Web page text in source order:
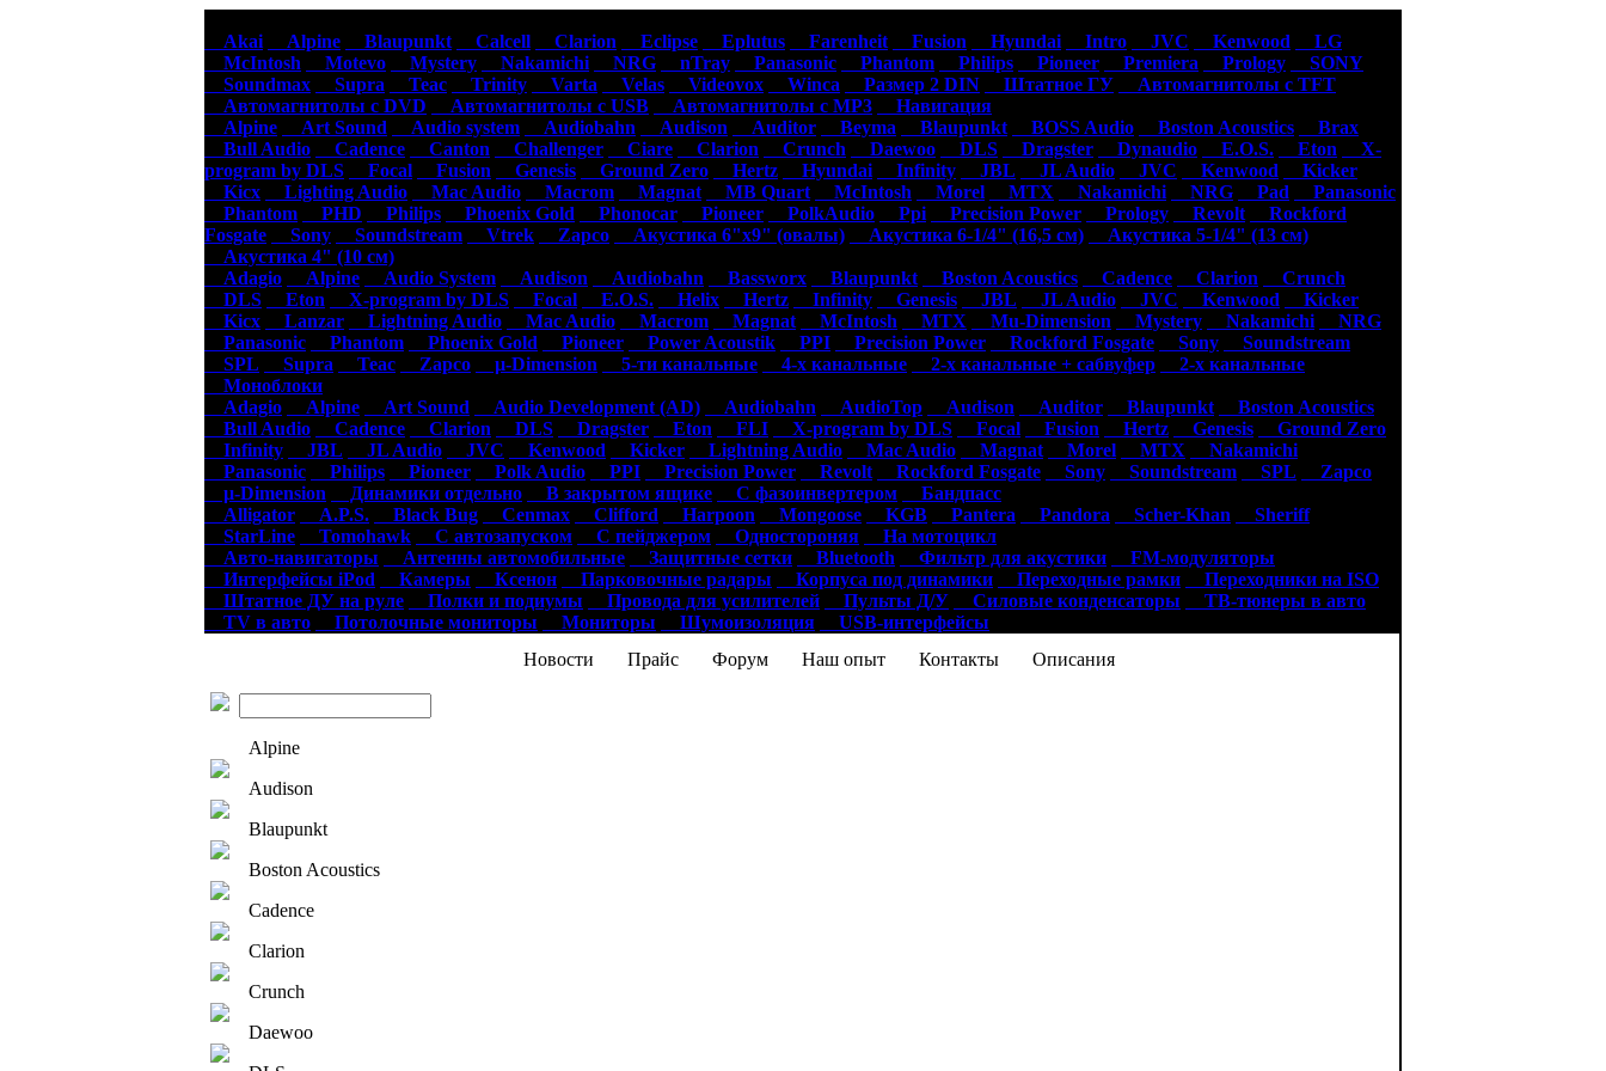
Akai
Alpine Blaupunkt Calcell Clarion Eclipse Eplutus Farenheit Fusion Hyundai Intro JVC Kenwood
LG
McIntosh
Motevo Mystery Nakamichi NRG nTray Panasonic Phantom Philips Pioneer Premiera Prology
SONY
Soundmax
Supra Teac Trinity Varta Velas Videovox Winca Размер 2 DIN Штатное ГУ
Автомагнитолы с TFT
Автомагнитолы с DVD
Автомагнитолы с USB Автомагнитолы с MP3
Навигация
Alpine
Art Sound Audio system Audiobahn Audison Auditor Beyma Blaupunkt BOSS Audio Boston Acoustics
Brax
Bull Audio
Cadence Canton Challenger Ciare Clarion Crunch Daewoo DLS Dragster Dynaudio E.O.S. Eton
X-
program by DLS
Focal Fusion Genesis Ground Zero Hertz Hyundai Infinity JBL JL Audio JVC Kenwood
Kicker
Kicx
Lighting Audio Mac Audio Macrom Magnat MB Quart McIntosh Morel MTX Nakamichi NRG Pad
Panasonic
Phantom
PHD Philips Phoenix Gold Phonocar Pioneer PolkAudio Ppi Precision Power Prology Revolt
Rockford
Fosgate
Sony Soundstream Vtrek Zapco Акустика 6"х9" (овалы) Акустика 6-1/4" (16,5 см)
Акустика 5-1/4" (13 см)
Акустика 4" (10 см)
Adagio
Alpine Audio System Audison Audiobahn Bassworx Blaupunkt Boston Acoustics Cadence Clarion
Crunch
DLS
Eton X-program by DLS Focal E.O.S. Helix Hertz Infinity Genesis JBL JL Audio JVC Kenwood
Kicker
Kicx
Lanzar Lightning Audio Mac Audio Macrom Magnat McIntosh MTX Mu-Dimension Mystery Nakamichi
NRG
Panasonic
Phantom Phoenix Gold Pioneer Power Acoustik PPI Precision Power Rockford Fosgate Sony
Soundstream
SPL
Supra Teac Zapco µ-Dimension 5-ти канальные 4-х канальные 2-х канальные + сабвуфер
2-х канальные
Моноблоки
Adagio
Alpine Art Sound Audio Development (AD) Audiobahn AudioTop Audison Auditor Blaupunkt
Boston Acoustics
Bull Audio
Cadence Clarion DLS Dragster Eton FLI X-program by DLS Focal Fusion Hertz Genesis
Ground Zero
Infinity
JBL JL Audio JVC Kenwood Kicker Lightning Audio Mac Audio Magnat Morel MTX
Nakamichi
Panasonic
Philips Pioneer Polk Audio PPI Precision Power Revolt Rockford Fosgate Sony Soundstream SPL
Zapco
µ-Dimension
Динамики отдельно В закрытом ящике С фазоинвертером
Бандпасс
Alligator
A.P.S. Black Bug Cenmax Clifford Harpoon Mongoose KGB Pantera Pandora Scher-Khan
Sheriff
StarLine
Tomohawk С автозапуском С пейджером Одностороняя
На мотоцикл
Авто-навигаторы
Антенны автомобильные Защитные сетки Bluetooth Фильтр для акустики
FM-модуляторы
Интерфейсы iPod
Камеры Ксенон Парковочные радары Корпуса под динамики Переходные рамки
Переходники на ISO
Штатное ДУ на руле
Полки и подиумы Провода для усилителей Пульты Д/У Силовые конденсаторы
ТВ-тюнеры в авто
TV в авто
Потолочные мониторы Мониторы Шумоизоляция
USB-интерфейсы
Новости ПрайсФорумНаш опытКонтактыОписания
Alpine
Audison
Blaupunkt
Boston Acoustics
Cadence
Clarion
Crunch
Daewoo